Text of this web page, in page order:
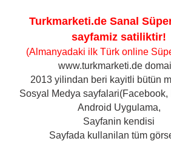
Turkmarketi.de Sanal
sayfamiz satiliktir!
(Almanyadaki ilk Türk online
www.turkmarketi.de
2013 yilindan beri kayitli bütün
Sosyal Medya sayfalari(Facebook,
Android Uygulama,
Sayfanin kendisi
Sayfada kullanilan tüm